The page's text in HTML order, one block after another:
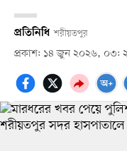
প্রতিনিধি শরীয়তপুর
প্রকাশ: ১৪ জুন ২০২৬, ০৩: